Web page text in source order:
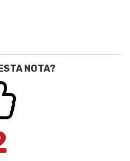
NOTA?